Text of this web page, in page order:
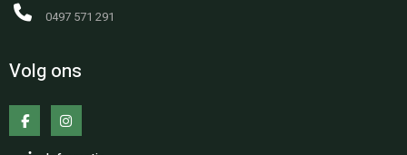
0497 571 291
Volg ons